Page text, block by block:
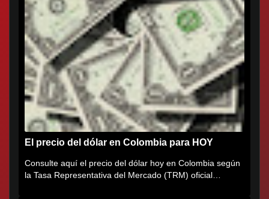
El precio del dólar en Colombia para HOY
Consulte aquí el precio del dólar hoy en Colombia según
la Tasa Representativa del Mercado (TRM) oficial